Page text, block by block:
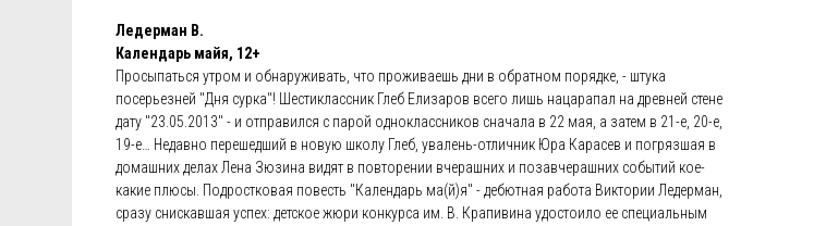
Ледерман В.
Календарь майя, 12+
Просыпаться утром и обнаруживать, что проживаешь дни в обратном порядке, - штука
посерьезней "Дня сурка"! Шестиклассник Глеб Елизаров всего лишь нацарапал на древней стене
дату "23.05.2013" - и отправился с парой одноклассников сначала в 22 мая, а затем в 21-е, 20-е,
19-е… Недавно перешедший в новую школу Глеб, увалень-отличник Юра Карасев и погрязшая в
домашних делах Лена Зюзина видят в повторении вчерашних и позавчерашних событий кое-
какие плюсы. Подростковая повесть "Календарь ма(й)я" - дебютная работа Виктории Ледерман,
сразу снискавшая успех: детское жюри конкурса им. В. Крапивина удостоило ее специальным